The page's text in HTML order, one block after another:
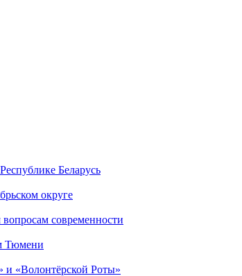
Беларусь
округе
современности
Тюмени
и «Волонтёрской Роты»